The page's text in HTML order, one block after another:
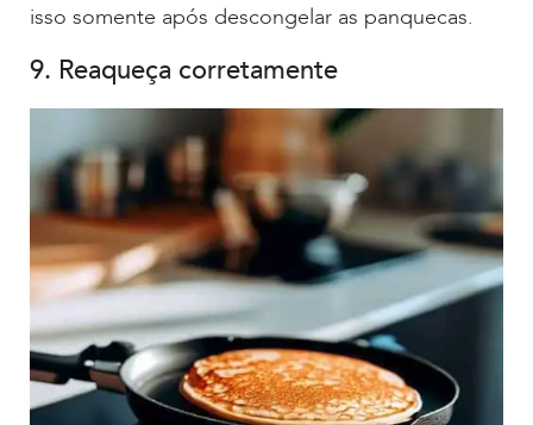
isso somente após descongelar as panquecas.
9. Reaqueça corretamente